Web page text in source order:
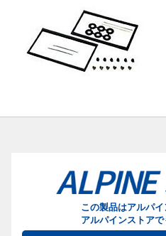
この製品はアルパ
アルパインストア